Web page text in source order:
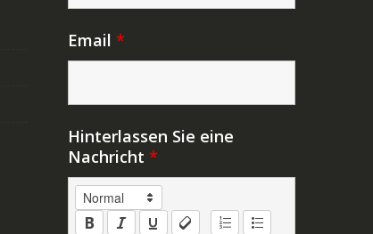
Email *
Hinterlassen Sie eine
Nachricht *